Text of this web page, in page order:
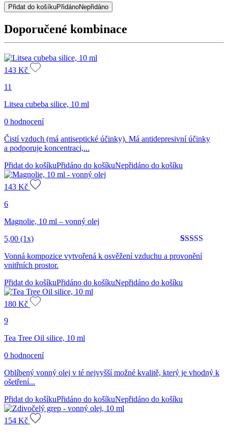
destička
množství
Přidat do košíkuPřidánoNepřidáno
Doporučené kombinace
143 Kč
11
Litsea cubeba silice, 10 ml
0 hodnocení
Čistí vzduch (má antiseptické účinky). Má antidepresivní účinky
a podporuje koncentraci,...
Přidat do košíkuPřidáno do košíkuNepřidáno do košíku
143 Kč
6
Magnolie, 10 ml – vonný olej
z 5 na
zákazníka
5,00 (1x)
Vonná kompozice vytvořená k osvěžení vzduchu a provonění
vnitřních prostor.
Přidat do košíkuPřidáno do košíkuNepřidáno do košíku
180 Kč
9
Tea Tree Oil silice, 10 ml
0 hodnocení
Oblíbený vonný olej v té nejvyšší možné kvalitě, který je vhodný k
ošetření...
Přidat do košíkuPřidáno do košíkuNepřidáno do košíku
154 Kč